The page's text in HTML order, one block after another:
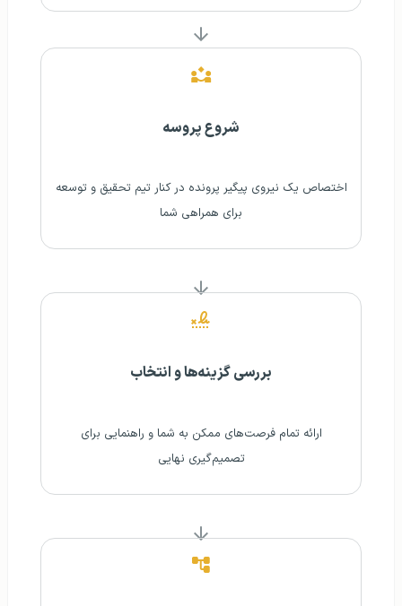
شروع پروسه
اختصاص یک نیروی پیگیر پرونده در کنار تیم تحقیق و توسعه
برای همراهی شما
بررسی گزینه‌ها و انتخاب
ارائه تمام فرصت‌های ممکن به شما و راهنمایی برای
تصمیم‌گیری نهایی